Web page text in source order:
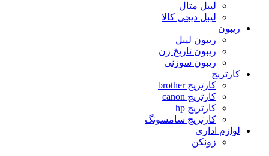
لیبل متال
لیبل دیجی کالا
ریبون
ریبون لیبل
ریبون تاریخ زن
ریبون سوزنی
کارتریج
کارتریج brother
کارتریج canon
کارتریج hp
کارتریج سامسونگ
لوازم اداری
زونکن